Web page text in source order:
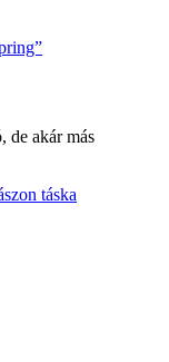
de akár más
táska